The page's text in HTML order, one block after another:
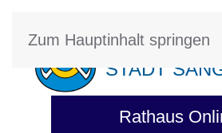
Zum Hauptinhalt springen
STADT
Rathaus